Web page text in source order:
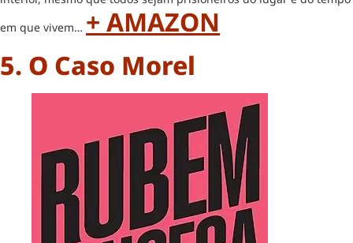
em que vivem… + AMAZON
5. O Caso Morel